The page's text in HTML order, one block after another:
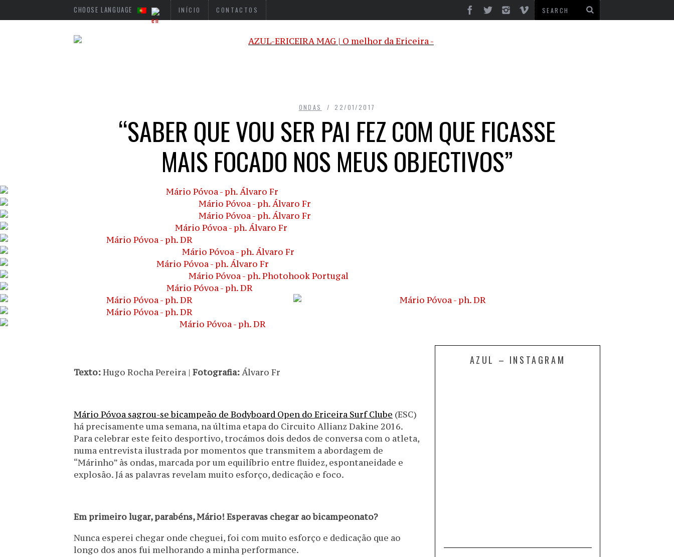
CHOOSE LANGUAGE INÍCIO CONTACTOS
ONDAS 22/01/2017
“SABER QUE VOU SER PAI FEZ COM QUE FICASSE
MAIS FOCADO NOS MEUS OBJECTIVOS”
Texto:Hugo Rocha Pereira | Fotografia:Álvaro Fr
Mário Póvoa sagrou-se bicampeão de Bodyboard Open do Ericeira Surf Clube (ESC)
há precisamente uma semana, na última etapa do Circuito Allianz Dakine 2016.
Para celebrar este feito desportivo, trocámos dois dedos de conversa com o atleta,
numa entrevista ilustrada por momentos que transmitem a abordagem de
“Márinho” às ondas, marcada por um equilíbrio entre fluidez, espontaneidade e
explosão. Já as palavras revelam muito esforço, dedicação e foco.
Em primeiro lugar, parabéns, Mário! Esperavas chegar ao bicampeonato?
Nunca esperei chegar onde cheguei, foi com muito esforço e dedicação que ao
longo dos anos fui melhorando a minha performance.
AZUL – INSTAGRAM